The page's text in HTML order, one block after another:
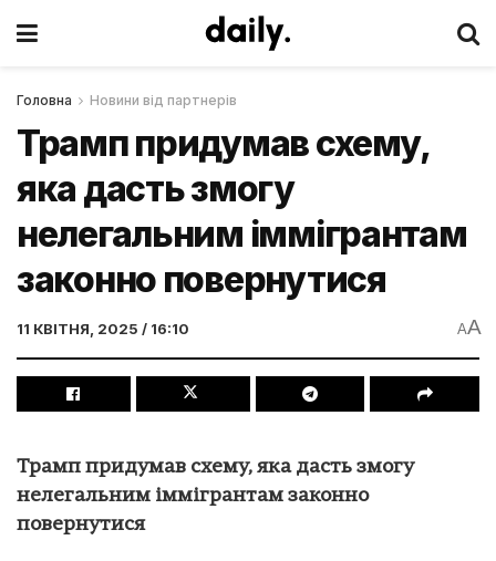
Головна Новини від партнерів
Трамп придумав схему,
яка дасть змогу
нелегальним іммігрантам
законно повернутися
11 КВІТНЯ, 2025 / 16:10 AA
Трамп придумав схему, яка дасть змогу
нелегальним іммігрантам законно
повернутися